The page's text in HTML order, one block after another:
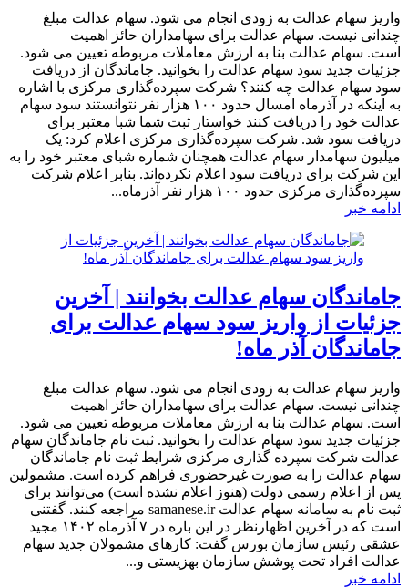
واریز سهام عدالت به زودی انجام می شود. سهام عدالت مبلغ
چندانی نیست. سهام عدالت برای سهامداران حائز اهمیت
است. سهام عدالت بنا به ارزش معاملات مربوطه تعیین می شود.
جزئیات جدید سود سهام عدالت را بخوانید. جاماندگان از دریافت
سود سهام عدالت چه کنند؟ شرکت سپرده‌گذاری مرکزی با اشاره
به اینکه در آذرماه امسال حدود ۱۰۰ هزار نفر نتوانستند سود سهام
عدالت خود را دریافت کنند خواستار ثبت شما شبا معتبر برای
دریافت سود شد. شرکت سپرده‌گذاری مرکزی اعلام کرد: یک
میلیون سهامدار سهام عدالت همچنان شماره شبای معتبر خود را به
این شرکت برای دریافت سود اعلام نکرده‌اند. بنابر اعلام شرکت
سپرده‌گذاری مرکزی حدود ۱۰۰ هزار نفر آذرماه...
ادامه خبر
جاماندگان سهام عدالت بخوانند | آخرین
جزئیات از واریز سود سهام عدالت برای
جاماندگان آذر ماه!
واریز سهام عدالت به زودی انجام می شود. سهام عدالت مبلغ
چندانی نیست. سهام عدالت برای سهامداران حائز اهمیت
است. سهام عدالت بنا به ارزش معاملات مربوطه تعیین می شود.
جزئیات جدید سود سهام عدالت را بخوانید. ثبت نام جاماندگان سهام
عدالت شرکت سپرده گذاری مرکزی شرایط ثبت نام جاماندگان
سهام عدالت را به صورت غیرحضوری فراهم کرده است. مشمولین
پس از اعلام رسمی دولت (هنوز اعلام نشده است) می‌توانند برای
ثبت نام به سامانه سهام عدالت samanese.ir مراجعه کنند. گفتنی
است که در آخرین اظهارنظر در این باره در ۷ آذرماه ۱۴۰۲ مجید
عشقی رئیس سازمان بورس گفت: کار‌های مشمولان جدید سهام
عدالت افراد تحت پوشش سازمان بهزیستی و...
ادامه خبر